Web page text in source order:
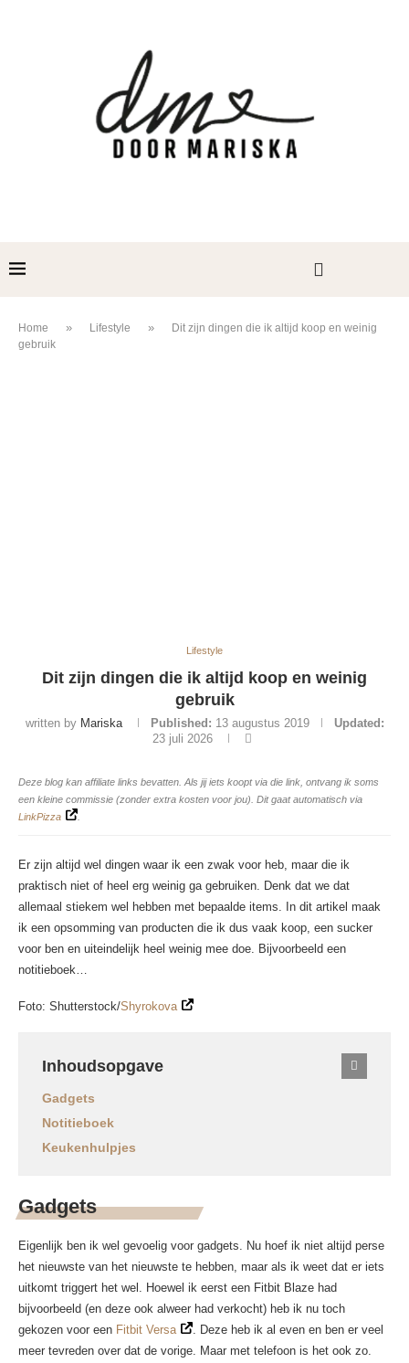
Home » Lifestyle »
Dit zijn dingen die ik altijd koop en weinig
gebruik
Lifestyle
Dit zijn dingen die ik altijd koop en weinig
gebruik
written by Mariska Published: 13 augustus 2019
Updated:
23 juli 2026
Deze blog kan affiliate links bevatten. Als jij iets koopt via die link, ontvang ik soms
een kleine commissie (zonder extra kosten voor jou). Dit gaat automatisch via
LinkPizza
Er zijn altijd wel dingen waar ik een zwak voor heb, maar die ik
praktisch niet of heel erg weinig ga gebruiken. Denk dat we dat
allemaal stiekem wel hebben met bepaalde items. In dit artikel maak
ik een opsomming van producten die ik dus vaak koop, een sucker
voor ben en uiteindelijk heel weinig mee doe. Bijvoorbeeld een
notitieboek…
Foto: Shutterstock/Shyrokova
Inhoudsopgave
Gadgets
Notitieboek
Keukenhulpjes
Gadgets
Eigenlijk ben ik wel gevoelig voor gadgets. Nu hoef ik niet altijd perse
het nieuwste van het nieuwste te hebben, maar als ik weet dat er iets
uitkomt triggert het wel. Hoewel ik eerst een Fitbit Blaze had
bijvoorbeeld (en deze ook alweer had verkocht) heb ik nu toch
gekozen voor een Fitbit Versa
. Deze heb ik al even en ben er veel
meer tevreden over dat de vorige. Maar met telefoon is het ook zo.